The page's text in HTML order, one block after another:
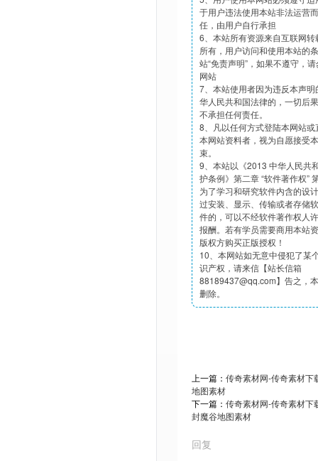
于用户违法使用本站非法运营
任，由用户自行承担
6、本站所有资源来自互联网
所有，用户访问和使用本站的
站“免责声明”，如果不遵守，
网站
7、本站使用者因为违反本声
华人民共和国法律的，一切后
不承担任何责任。
8、凡以任何方式登陆本网站
本网站资料者，视为自愿接受
束。
9、本站以《2013 中华人民共
护条例》第二章 “软件著作权”
为了学习和研究软件内含的设
过安装、显示、传输或者存储
件的，可以不经软件著作权人
报酬。若有学员需要商用本站
版权方购买正版授权！
10、本网站如无意中侵犯了某
识产权，请来信【站长信箱
88189437@qq.com】告之，
删除。
上一篇： 传奇素材网-传奇素材下
地图素材
下一篇： 传奇素材网-传奇素材下
封魔谷地图素材
回复